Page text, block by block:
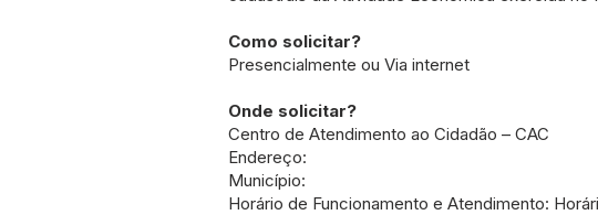
Como solicitar?
Presencialmente ou Via internet
Onde solicitar?
Centro de Atendimento ao Cidadão – CAC
Endereço:
Município:
Horário de Funcionamento e Atendimento: